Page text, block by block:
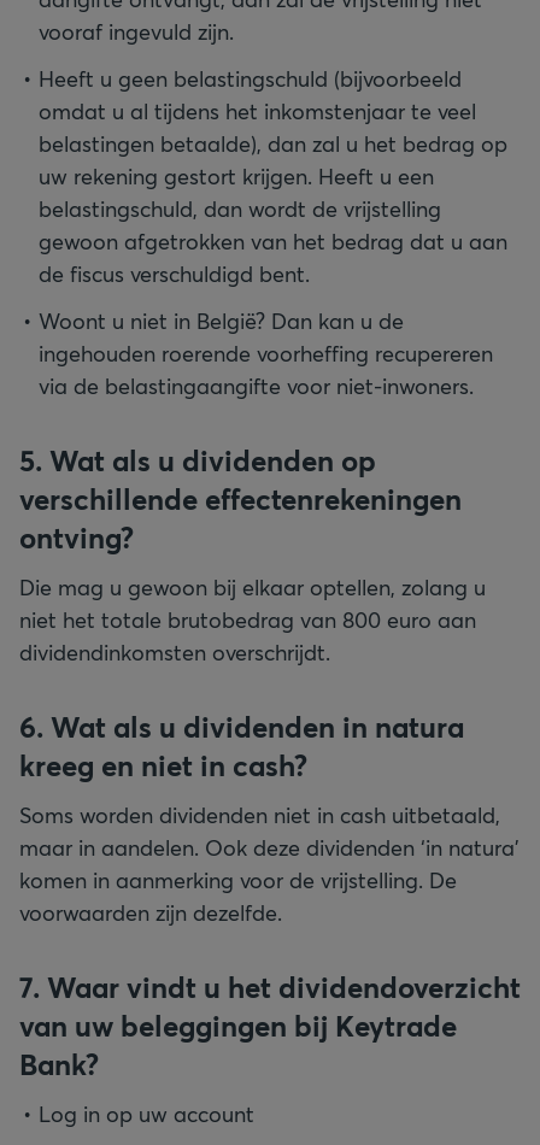
vooraf ingevuld zijn.
Heeft u geen belastingschuld (bijvoorbeeld
omdat u al tijdens het inkomstenjaar te veel
belastingen betaalde), dan zal u het bedrag op
uw rekening gestort krijgen. Heeft u een
belastingschuld, dan wordt de vrijstelling
gewoon afgetrokken van het bedrag dat u aan
de fiscus verschuldigd bent.
Woont u niet in België? Dan kan u de
ingehouden roerende voorheffing recupereren
via de belastingaangifte voor niet-inwoners.
5. Wat als u dividenden op
verschillende effectenrekeningen
ontving?
Die mag u gewoon bij elkaar optellen, zolang u
niet het totale brutobedrag van 800 euro aan
dividendinkomsten overschrijdt.
6. Wat als u dividenden in natura
kreeg en niet in cash?
Soms worden dividenden niet in cash uitbetaald,
maar in aandelen. Ook deze dividenden ‘in natura’
komen in aanmerking voor de vrijstelling. De
7. Waar vindt u het dividendoverzicht
van uw beleggingen bij Keytrade
Log in op uw account